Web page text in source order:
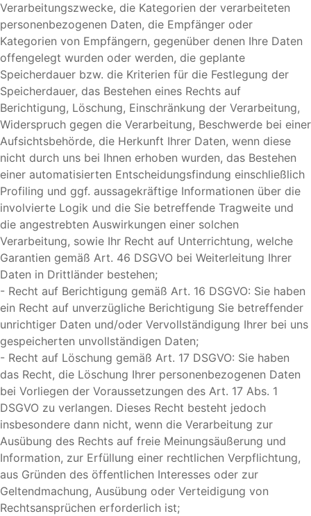
Verarbeitungszwecke, die Kategorien der verarbeiteten
personenbezogenen Daten, die Empfänger oder
Kategorien von Empfängern, gegenüber denen Ihre Daten
offengelegt wurden oder werden, die geplante
Speicherdauer bzw. die Kriterien für die Festlegung der
Speicherdauer, das Bestehen eines Rechts auf
Berichtigung, Löschung, Einschränkung der Verarbeitung,
Widerspruch gegen die Verarbeitung, Beschwerde bei einer
Aufsichtsbehörde, die Herkunft Ihrer Daten, wenn diese
nicht durch uns bei Ihnen erhoben wurden, das Bestehen
einer automatisierten Entscheidungsfindung einschließlich
Profiling und ggf. aussagekräftige Informationen über die
involvierte Logik und die Sie betreffende Tragweite und
die angestrebten Auswirkungen einer solchen
Verarbeitung, sowie Ihr Recht auf Unterrichtung, welche
Garantien gemäß Art. 46 DSGVO bei Weiterleitung Ihrer
Daten in Drittländer bestehen;
- Recht auf Berichtigung gemäß Art. 16 DSGVO: Sie haben
ein Recht auf unverzügliche Berichtigung Sie betreffender
unrichtiger Daten und/oder Vervollständigung Ihrer bei uns
gespeicherten unvollständigen Daten;
- Recht auf Löschung gemäß Art. 17 DSGVO: Sie haben
das Recht, die Löschung Ihrer personenbezogenen Daten
bei Vorliegen der Voraussetzungen des Art. 17 Abs. 1
DSGVO zu verlangen. Dieses Recht besteht jedoch
insbesondere dann nicht, wenn die Verarbeitung zur
Ausübung des Rechts auf freie Meinungsäußerung und
Information, zur Erfüllung einer rechtlichen Verpflichtung,
aus Gründen des öffentlichen Interesses oder zur
Geltendmachung, Ausübung oder Verteidigung von
Rechtsansprüchen erforderlich ist;